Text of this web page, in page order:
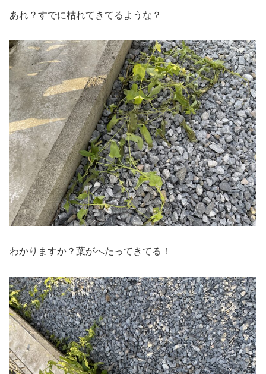
あれ？すでに枯れてきてるような？
わかりますか？葉がへたってきてる！